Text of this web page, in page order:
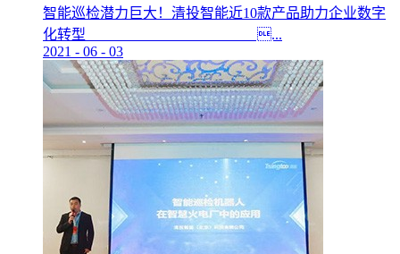
智能巡检潜力巨大！清投智能近10款产品助力企业数字
化转型 ...
2021 - 06 - 03